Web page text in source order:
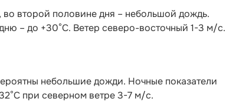
второй половине дня – небольшой дождь.
– до +30°С. Ветер северо-восточный 1-3 м/с.
небольшие дожди. Ночные показатели
при северном ветре 3-7 м/с.